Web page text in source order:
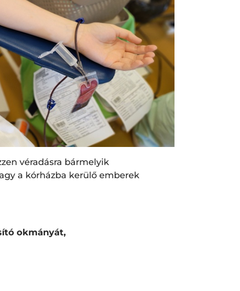
véradásra bármelyik
a kórházba kerülő emberek
okmányát,